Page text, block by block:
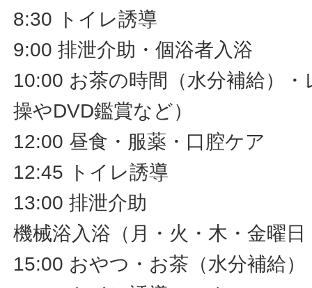
8:30 トイレ誘導
9:00 排泄介助・個浴者入浴
10:00 お茶の時間（水分補給）
操やDVD鑑賞など）
12:00 昼食・服薬・口腔ケア
12:45 トイレ誘導
13:00 排泄介助
機械浴入浴（月・火・木・金曜
15:00 おやつ・お茶（水分補給）